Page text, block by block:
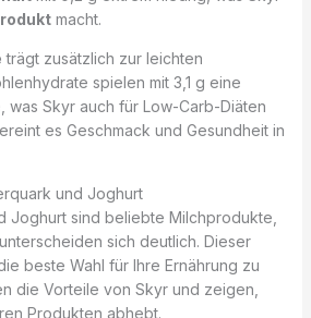
macht.
trägt zusätzlich zur leichten
spielen mit 3,1 g eine
was Skyr auch für Low-Carb-Diäten
es Geschmack und Gesundheit in
und Joghurt
Joghurt sind beliebte Milchprodukte,
sich deutlich. Dieser
beste Wahl für Ihre Ernährung zu
die Vorteile von Skyr und zeigen,
Produkten abhebt.